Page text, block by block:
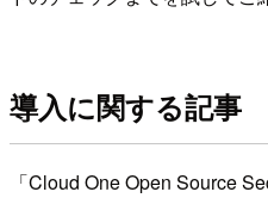
導入に関する記事
「Cloud One Open Source